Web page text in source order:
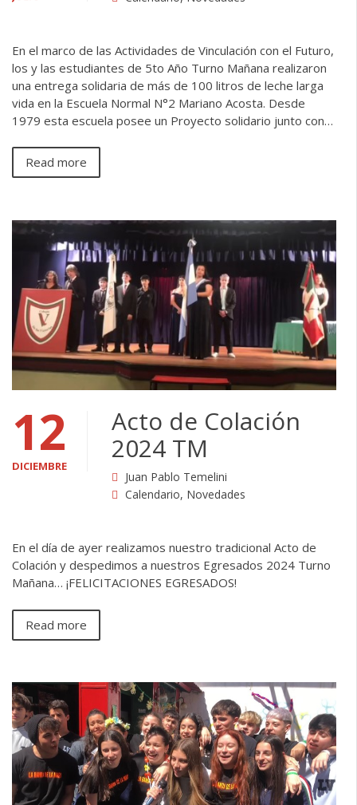
En el marco de las Actividades de Vinculación con el Futuro,
los y las estudiantes de 5to Año Turno Mañana realizaron
una entrega solidaria de más de 100 litros de leche larga
vida en la Escuela Normal N°2 Mariano Acosta. Desde
1979 esta escuela posee un Proyecto solidario junto con…
Read more
12
DICIEMBRE
Acto de Colación
2024 TM
Juan Pablo Temelini
Calendario, Novedades
En el día de ayer realizamos nuestro tradicional Acto de
Colación y despedimos a nuestros Egresados 2024 Turno
Mañana… ¡FELICITACIONES EGRESADOS!
Read more